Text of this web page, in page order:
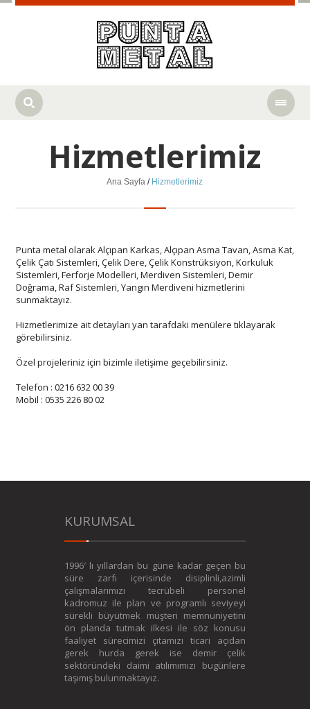
Hizmetlerimiz
Ana Sayfa / Hizmetlerimiz
Punta metal olarak Alçıpan Karkas, Alçıpan Asma Tavan, Asma Kat,
Çelik Çatı Sistemleri, Çelik Dere, Çelik Konstrüksiyon, Korkuluk
Sistemleri, Ferforje Modelleri, Merdiven Sistemleri, Demir
Doğrama, Raf Sistemleri, Yangın Merdiveni hizmetlerini
sunmaktayız.
Hizmetlerimize ait detayları yan tarafdaki menülere tıklayarak
görebilirsiniz.
Özel projeleriniz için bizimle iletişime geçebilirsiniz.
Telefon : 0216 632 00 39
Mobil : 0535 226 80 02
KURUMSAL
1996′ lı yıllardan bu güne kadar geçen bu
süre zarfı içerisinde disiplinli,azimli
çalışmalarımızı tecrübeli personel
kadromuz ile plan ve programlı seviyeyi
sürekli büyütmek müşteri memnuniyetini
ön planda tutmak ilkesi ile söz konusu
faaliyet sürecimizi çıtamızı ticari açıdan
gerek hurda gerek ise demir çelik
sektöründeki daimi atılımımızı bugünlere
taşımış bulunmaktayız.